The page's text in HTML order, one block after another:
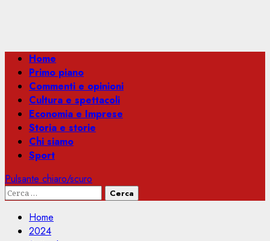
Menu
principale
Home
Primo piano
Commenti e opinioni
Cultura e spettacoli
Economia e Imprese
Storia e storie
Chi siamo
Sport
Pulsante chiaro/scuro
Ricerca
Home
2024